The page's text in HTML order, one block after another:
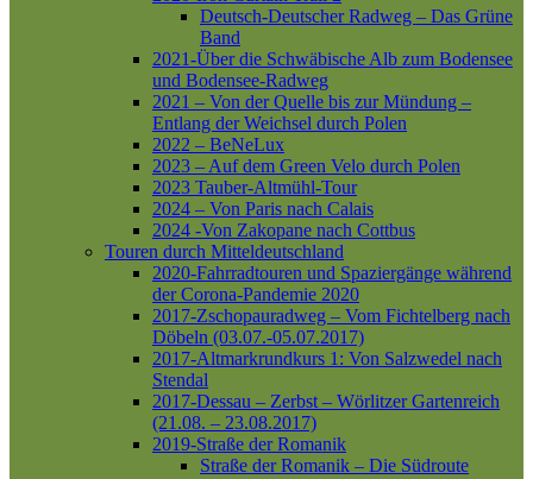
Deutsch-Deutscher Radweg – Das Grüne
Band
2021-Über die Schwäbische Alb zum Bodensee
und Bodensee-Radweg
2021 – Von der Quelle bis zur Mündung –
Entlang der Weichsel durch Polen
2022 – BeNeLux
2023 – Auf dem Green Velo durch Polen
2023 Tauber-Altmühl-Tour
2024 – Von Paris nach Calais
2024 -Von Zakopane nach Cottbus
Touren durch Mitteldeutschland
2020-Fahrradtouren und Spaziergänge während
der Corona-Pandemie 2020
2017-Zschopauradweg – Vom Fichtelberg nach
Döbeln (03.07.-05.07.2017)
2017-Altmarkrundkurs 1: Von Salzwedel nach
Stendal
2017-Dessau – Zerbst – Wörlitzer Gartenreich
(21.08. – 23.08.2017)
2019-Straße der Romanik
Straße der Romanik – Die Südroute